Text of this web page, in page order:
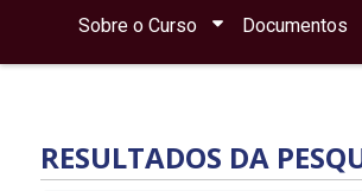
Sobre o Curso Documentos
RESULTADOS DA